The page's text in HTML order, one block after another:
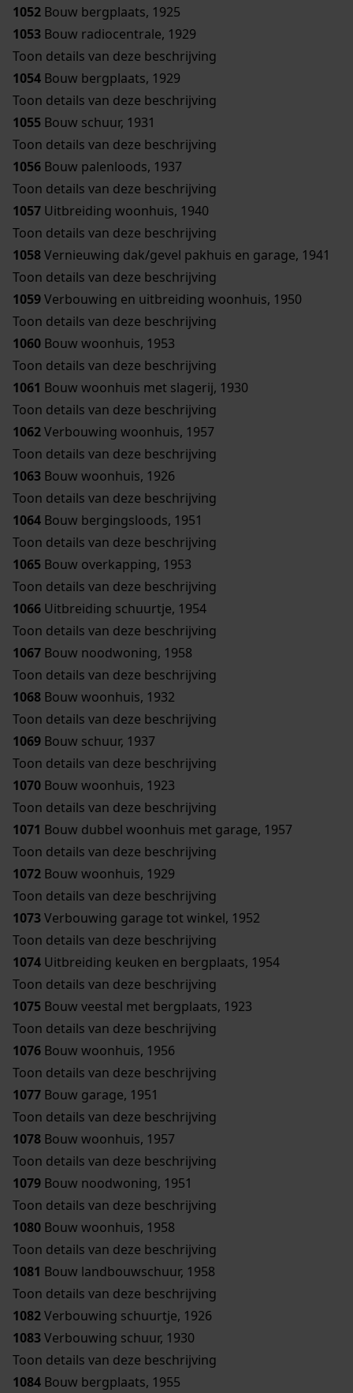
1052 Bouw bergplaats, 1925
1053 Bouw radiocentrale, 1929
Toon details van deze beschrijving
1054 Bouw bergplaats, 1929
Toon details van deze beschrijving
1055 Bouw schuur, 1931
Toon details van deze beschrijving
1056 Bouw palenloods, 1937
Toon details van deze beschrijving
1057 Uitbreiding woonhuis, 1940
Toon details van deze beschrijving
1058Vernieuwing dak/gevel pakhuis en garage, 1941
Toon details van deze beschrijving
1059Verbouwing en uitbreiding woonhuis, 1950
Toon details van deze beschrijving
1060 Bouw woonhuis, 1953
Toon details van deze beschrijving
1061 Bouw woonhuis met slagerij, 1930
Toon details van deze beschrijving
1062Verbouwing woonhuis, 1957
Toon details van deze beschrijving
1063 Bouw woonhuis, 1926
Toon details van deze beschrijving
1064 Bouw bergingsloods, 1951
Toon details van deze beschrijving
1065 Bouw overkapping, 1953
Toon details van deze beschrijving
1066 Uitbreiding schuurtje, 1954
Toon details van deze beschrijving
1067 Bouw noodwoning, 1958
Toon details van deze beschrijving
1068 Bouw woonhuis, 1932
Toon details van deze beschrijving
1069 Bouw schuur, 1937
Toon details van deze beschrijving
1070 Bouw woonhuis, 1923
Toon details van deze beschrijving
1071 Bouw dubbel woonhuis met garage, 1957
Toon details van deze beschrijving
1072 Bouw woonhuis, 1929
Toon details van deze beschrijving
1073Verbouwing garage tot winkel, 1952
Toon details van deze beschrijving
1074 Uitbreiding keuken en bergplaats, 1954
Toon details van deze beschrijving
1075 Bouw veestal met bergplaats, 1923
Toon details van deze beschrijving
1076 Bouw woonhuis, 1956
Toon details van deze beschrijving
1077 Bouw garage, 1951
Toon details van deze beschrijving
1078 Bouw woonhuis, 1957
Toon details van deze beschrijving
1079 Bouw noodwoning, 1951
Toon details van deze beschrijving
1080 Bouw woonhuis, 1958
Toon details van deze beschrijving
1081 Bouw landbouwschuur, 1958
Toon details van deze beschrijving
1082Verbouwing schuurtje, 1926
1083Verbouwing schuur, 1930
Toon details van deze beschrijving
1084 Bouw bergplaats, 1955